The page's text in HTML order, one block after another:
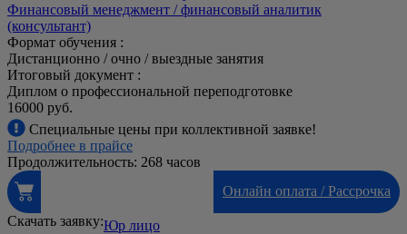
Финансовый менеджмент / финансовый аналитик
(консультант)
Формат обучения :
Дистанционно / очно / выездные занятия
Итоговый документ :
Диплом о профессиональной переподготовке
16000 руб.
Специальные цены при коллективной заявке!
Подробнее в прайсе
Продолжительность: 268 часов
Онлайн оплата / Рассрочка
Скачать заявку:Юр лицо